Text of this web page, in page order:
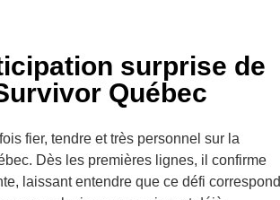
surprise de
Québec
fier, tendre et très personnel sur la
Dès les premières lignes, il confirme
laissant entendre que ce défi correspond